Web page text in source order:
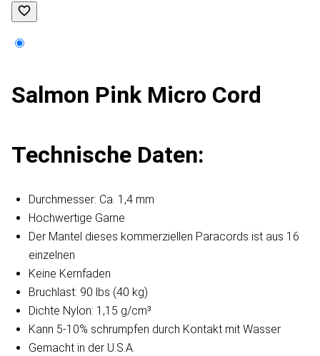
Salmon Pink Micro Cord
Technische Daten:
Durchmesser: Ca. 1,4 mm
Hochwertige Garne
Der Mantel dieses kommerziellen Paracords ist aus 16
einzelnen
Keine Kernfaden
Bruchlast: 90 lbs (40 kg)
Dichte Nylon: 1,15 g/cm³
Kann 5-10% schrumpfen durch Kontakt mit Wasser
Gemacht in der U.S.A.